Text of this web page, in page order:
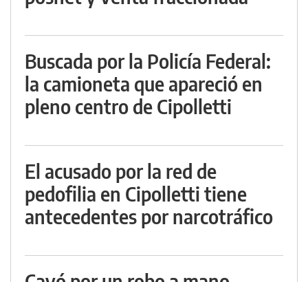
Buscada por la Policía Federal:
la camioneta que apareció en
pleno centro de Cipolletti
El acusado por la red de
pedofilia en Cipolletti tiene
antecedentes por narcotráfico